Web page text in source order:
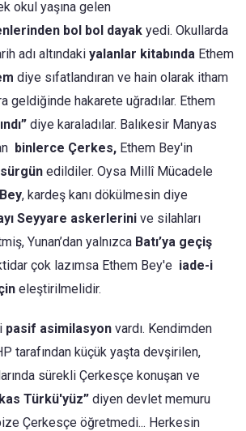
okul yaşına gelen
bol bol dayak yedi. Okullarda
adı altındaki yalanlar kitabında Ethem
diye sıfatlandıran ve hain olarak itham
geldiğinde hakarete uğradılar. Ethem
diye karaladılar. Balıkesir Manyas
binlerce Çerkes, Ethem Bey'in
sürgün edildiler. Oysa Millî Mücadele
, kardeş kanı dökülmesin diye
Seyyare askerlerini ve silahları
Yunan’dan yalnızca Batı’ya geçiş
çok lazımsa Ethem Bey'e iade-i
eleştirilmelidir.
pasif asimilasyon vardı. Kendimden
tarafından küçük yaşta devşirilen,
sürekli Çerkesçe konuşan ve
Türkü'yüz” diyen devlet memuru
Çerkesçe öğretmedi... Herkesin